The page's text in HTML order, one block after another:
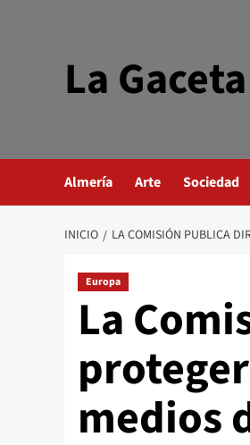
La
Almería Arte Sociedad
INICIO LA COMISIÓN PUBLICA
Europa
La
medios